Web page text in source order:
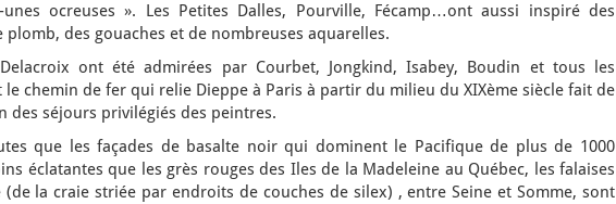
ocreuses ». Les Petites Dalles, Pourville, Fécamp…ont aussi inspiré des
plomb, des gouaches et de nombreuses aquarelles.
ont été admirées par Courbet, Jongkind, Isabey, Boudin et tous les
le chemin de fer qui relie Dieppe à Paris à partir du milieu du XIXème siècle fait de
des séjours privilégiés des peintres.
que les façades de basalte noir qui dominent le Pacifique de plus de 1000
éclatantes que les grès rouges des Iles de la Madeleine au Québec, les falaises
(de la craie striée par endroits de couches de silex) , entre Seine et Somme, sont